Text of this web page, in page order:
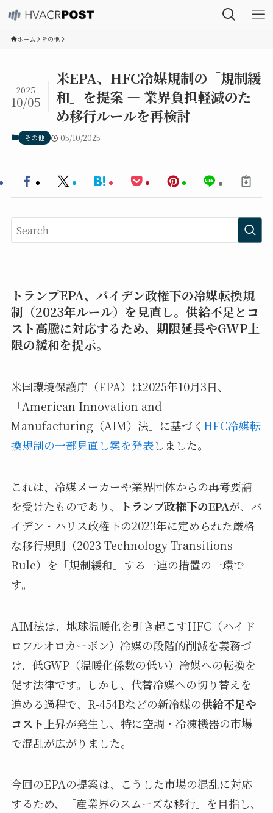
ホーム その他
米EPA、HFC冷媒規制の「規制緩
和」を提案 ― 業界負担軽減のた
め移行ルールを再検討
2025
10/05
その他 05/10/2025
トランプEPA、バイデン政権下の冷媒転換規
制（2023年ルール）を見直し。供給不足とコ
スト高騰に対応するため、期限延長やGWP上
限の緩和を提示。
米国環境保護庁（EPA）は2025年10月3日、
「American Innovation and
Manufacturing（AIM）法」に基づく HFC冷媒転
換規制の一部見直し案を発表しました。
これは、冷媒メーカーや業界団体からの再考要請
を受けたものであり、
トランプ政権下のEPAが、バ
イデン・ハリス政権下の2023年に定められた厳格
な移行規則（2023 Technology Transitions
Rule）を「規制緩和」する一連の措置の一環で
す。
AIM法は、地球温暖化を引き起こすHFC（ハイド
ロフルオロカーボン）冷媒の段階的削減を義務づ
け、低GWP（温暖化係数の低い）冷媒への転換を
促す法律です。しかし、代替冷媒への切り替えを
進める過程で、R-454Bなどの新冷媒の供給不足や
コスト上昇が発生し、特に空調・冷凍機器の市場
で混乱が広がりました。
今回のEPAの提案は、こうした市場の混乱に対応
するため、「産業界のスムーズな移行」を目指し、